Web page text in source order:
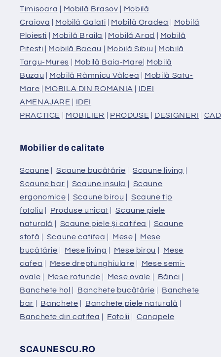
Timisoara | Mobilă Brasov | Mobilă
Craiova | Mobilă Galati | Mobilă Oradea | Mobilă
Ploiesti | Mobilă Braila | Mobilă Arad | Mobilă
Pitesti | Mobilă Bacau | Mobilă Sibiu | Mobilă
Targu-Mures | Mobilă Baia-Mare| Mobilă
Buzau | Mobilă Râmnicu Vâlcea | Mobilă Satu-
Mare | MOBILA DIN ROMANIA | IDEI
AMENAJARE | IDEI
PRACTICE | MOBILIER | PRODUSE | DESIGNERI |
Mobilier de calitate
Scaune |Scaune bucătărie | Scaune living |
Scaune bar | Scaune insula | Scaune
ergonomice | Scaune birou | Scaune tip
fotoliu | Produse unicat |Scaune piele
naturală | Scaune piele și catifea | Scaune
stofă | Scaune catifea | Mese | Mese
bucătărie | Mese living | Mese birou | Mese
cafea | Mese dreptunghiulare | Mese semi-
ovale | Mese rotunde | Mese ovale | Bănci |
Banchete hol | Banchete bucătărie | Banchete
bar | Banchete | Banchete piele naturală |
Banchete din catifea | Fotolii |Canapele
SCAUNESCU.RO